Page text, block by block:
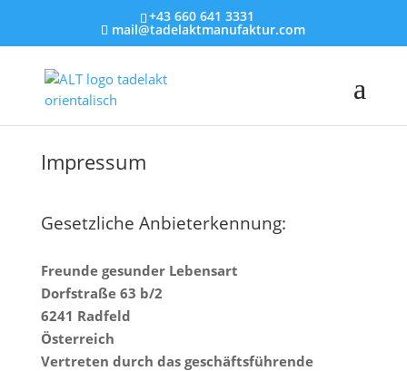
+43 660 641 3331
mail@tadelaktmanufaktur.com
Impressum
Gesetzliche Anbieterkennung:
Freunde gesunder Lebensart
Dorfstraße 63 b/2
6241 Radfeld
Österreich
Vertreten durch das geschäftsführende